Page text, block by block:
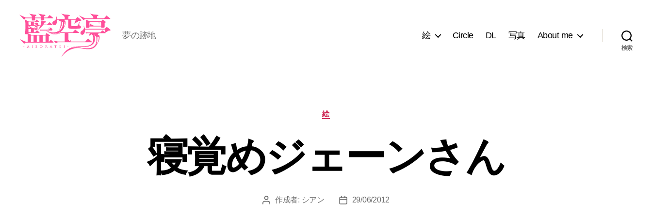
夢の跡地 絵 Circle DL 写真 About me
検索
カ
テ
ー
絵
寝覚めジェーンさん
投 作成者: シアン
投
29/06/2012